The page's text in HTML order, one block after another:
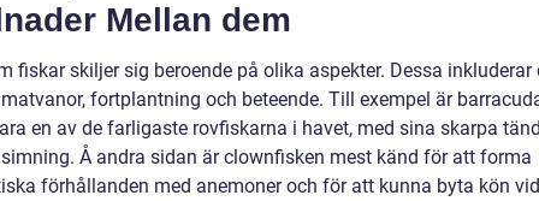
Mellan dem
fiskar skiljer sig beroende på olika aspekter. Dessa inkluderar
fortplantning och beteende. Till exempel är
en av de farligaste rovfiskarna i havet, med sina skarpa
Å andra sidan är clownfisken mest känd för att forma
förhållanden med anemoner och för att kunna byta kön